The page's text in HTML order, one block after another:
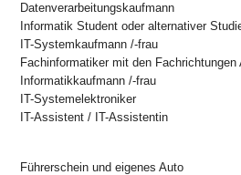
Datenverarbeitungskaufmann
Informatik Student oder alternativer
IT-Systemkaufmann /-frau
Fachinformatiker mit den
Informatikkaufmann /-frau
IT-Systemelektroniker
IT-Assistent / IT-Assistentin
Führerschein und eigenes Auto